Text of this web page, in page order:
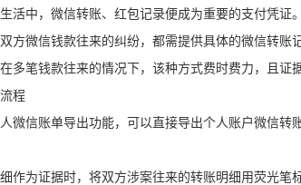
活中，微信转账、红包记录便成为重要的支付凭证。
微信钱款往来的纠纷，都需提供具体的微信转账
多笔钱款往来的情况下，该种方式费时费力，且证
程
信账单导出功能，可以直接导出个人账户微信转
为证据时，将双方涉案往来的转账明细用荧光笔标